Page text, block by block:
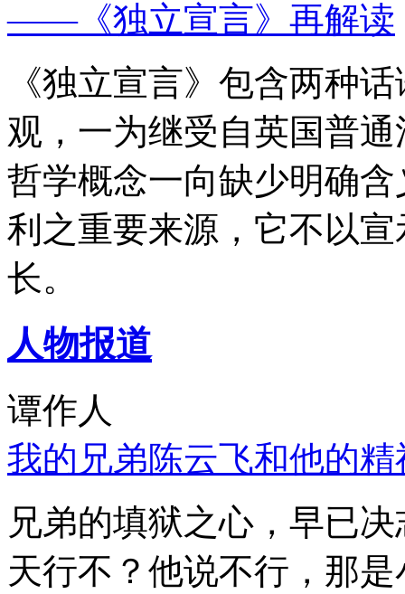
——《独立宣言》再解读
《独立宣言》包含两种
观，一为继受自英国普
哲学概念一向缺少明确
利之重要来源，它不以
长。
人物报道
谭作人
我的兄弟陈云飞和他的
兄弟的填狱之心，早已
天行不？他说不行，那